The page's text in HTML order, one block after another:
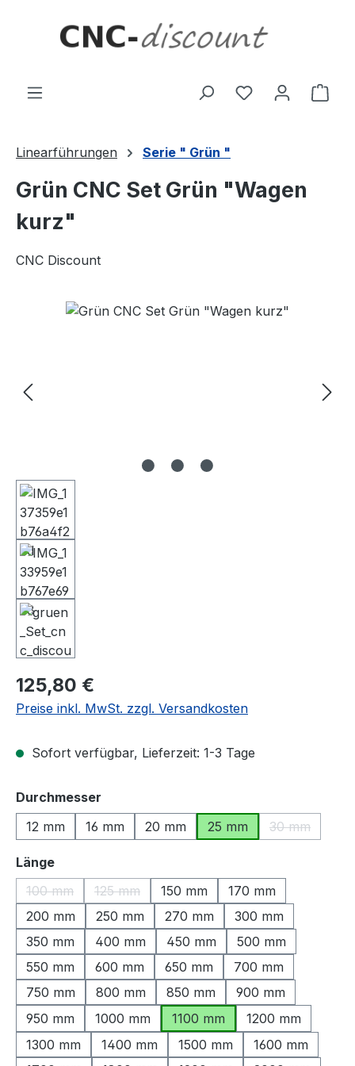
Linearführungen Serie " Grün "
Grün CNC Set Grün "Wagen
kurz"
CNC Discount
Bildergalerie überspringen
Regulärer Preis:
125,80 €
Preise inkl. MwSt. zzgl. Versandkosten
Sofort verfügbar, Lieferzeit: 1-3 Tage
Durchmesser
12 mm
16 mm 20 mm 25 mm 30 mm
(Diese
Längeauswählen
100 mm
(Diese Option ist zurzeit nicht verfügbar.)
125 mm
(Diese Option ist zurzeit nicht verfügbar.)
150 mm
170 mm
200 mm
250 mm 270 mm
300 mm
350 mm
400 mm 450 mm
500 mm
550 mm
600 mm 650 mm
700 mm
750 mm
800 mm 850 mm
900 mm
950 mm
1000 mm 1100 mm
1200 mm
1300 mm
1400 mm 1500 mm
1600 mm